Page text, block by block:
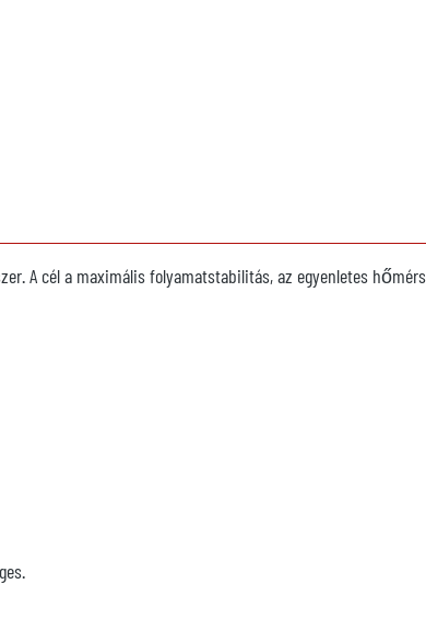
A cél a maximális folyamatstabilitás, az egyenletes